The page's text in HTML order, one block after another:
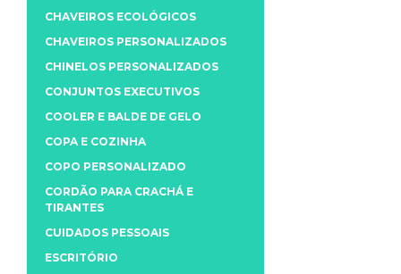
CHAVEIROS ECOLÓGICOS
CHAVEIROS PERSONALIZADOS
CHINELOS PERSONALIZADOS
CONJUNTOS EXECUTIVOS
COOLER E BALDE DE GELO
COPA E COZINHA
COPO PERSONALIZADO
CORDÃO PARA CRACHÁ E
TIRANTES
CUIDADOS PESSOAIS
ESCRITÓRIO